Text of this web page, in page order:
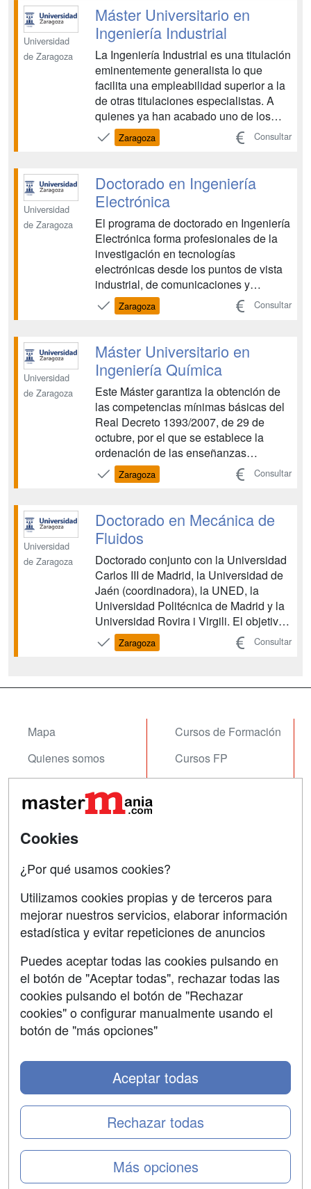
estos campos es constante. El Master
Universitario en Energías Renovable...
Universidad
de Zaragoza
Máster Universitario en
Ingeniería Industrial
La Ingeniería Industrial es una titulación
eminentemente generalista lo que
facilita una empleabilidad superior a la
de otras titulaciones especialistas. A
quienes ya han acabado uno de los
Grados de la familia industrial, el
Master Universitario en Ingeniería
competencias con la que pueden
acrecentar su poli...
Zaragoza Consultar
Universidad
de Zaragoza
Doctorado en Ingeniería
Electrónica
El programa de doctorado en Ingeniería
Electrónica forma profesionales de la
investigación en tecnologías
electrónicas desde los puntos de vista
industrial, de comunicaciones y
científico....
Zaragoza Consultar
Universidad
de Zaragoza
Máster Universitario en
Ingeniería Química
Este Máster garantiza la obtención de
las competencias mínimas básicas del
Real Decreto 1393/2007, de 29 de
octubre, por el que se establece la
ordenación de las enseñanzas
universitarias oficiales, modificado por
el Real Decreto 861/2010, de 2 de julio.
competencias especificadas en el Real
Decreto 1027/2011,...
Zaragoza Consultar
Universidad
de Zaragoza
Doctorado en Mecánica de
Fluidos
Doctorado conjunto con la Universidad
Carlos III de Madrid, la Universidad de
Jaén (coordinadora), la UNED, la
Universidad Politécnica de Madrid y la
Universidad Rovira i Virgili. El objetivo
general del doctorado es la formación
del alumno para la investigación
Zaragoza Consultar
Mapa
Quienes somos
Acceso Usuarios
Acceso Centros
Cursos de Formación
Cursos FP
Contactar
Confidencialidad
Copyleft
SÍGUENOS EN:
Cookies
¿Por qué usamos cookies?
Utilizamos cookies propias y de terceros para
mejorar nuestros servicios, elaborar información
estadística y evitar repeticiones de anuncios
Puedes aceptar todas las cookies pulsando en
el botón de "Aceptar todas", rechazar todas las
cookies pulsando el botón de "Rechazar
cookies" o configurar manualmente usando el
botón de "más opciones"
Más opciones
Rechazar todas
Aceptar todas